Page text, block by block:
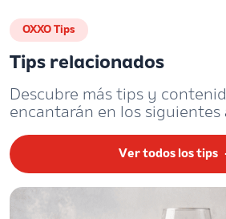
OXXO Tips
Tips relacionados
Descubre más tips y
encantarán en los siguientes
Ver todos los tips